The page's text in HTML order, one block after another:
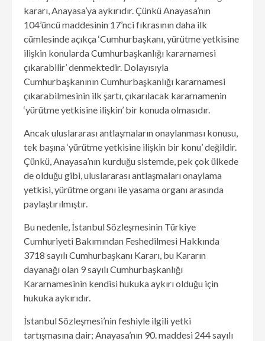
kararı, Anayasa’ya aykırıdır. Çünkü Anayasa’nın
104’üncü maddesinin 17’nci fıkrasının daha ilk
cümlesinde açıkça ‘Cumhurbaşkanı, yürütme yetkisine
ilişkin konularda Cumhurbaşkanlığı kararnamesi
çıkarabilir’ denmektedir. Dolayısıyla
Cumhurbaşkanının Cumhurbaşkanlığı kararnamesi
çıkarabilmesinin ilk şartı, çıkarılacak kararnamenin
‘yürütme yetkisine ilişkin’ bir konuda olmasıdır.
Ancak uluslararası antlaşmaların onaylanması konusu,
tek başına ‘yürütme yetkisine ilişkin bir konu’ değildir.
Çünkü, Anayasa’nın kurduğu sistemde, pek çok ülkede
de olduğu gibi, uluslararası antlaşmaları onaylama
yetkisi, yürütme organı ile yasama organı arasında
paylaştırılmıştır.
Bu nedenle, İstanbul Sözleşmesinin Türkiye
Cumhuriyeti Bakımından Feshedilmesi Hakkında
3718 sayılı Cumhurbaşkanı Kararı, bu Kararın
dayanağı olan 9 sayılı Cumhurbaşkanlığı
Kararnamesinin kendisi hukuka aykırı olduğu için
hukuka aykırıdır.
İstanbul Sözleşmesi’nin feshiyle ilgili yetki
tartışmasına dair; Anayasa’nın 90. maddesi 244 sayılı